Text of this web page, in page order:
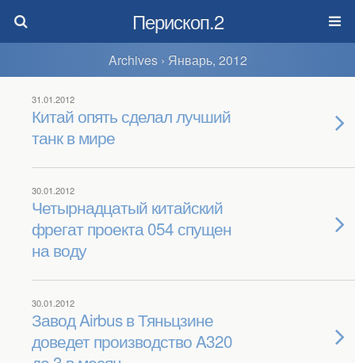
Перископ.2
Archives › Январь, 2012
31.01.2012
Китай опять сделал лучший
танк в мире
30.01.2012
Четырнадцатый китайский
фрегат проекта 054 спущен
на воду
30.01.2012
Завод Airbus в Тяньцзине
доведет производство A320